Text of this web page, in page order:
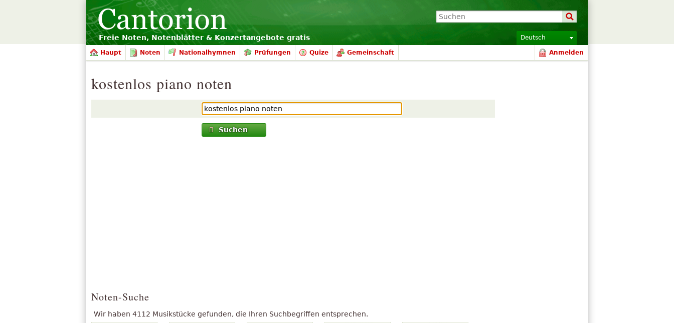
Freie Noten, Notenblätter & Konzertangebote gratis Deutsch
Haupt Noten Nationalhymnen Prüfungen Quize Gemeinschaft Anmelden
kostenlos piano noten
Suchen
Noten-Suche
Wir haben 4112 Musikstücke gefunden, die Ihren Suchbegriffen entsprechen.